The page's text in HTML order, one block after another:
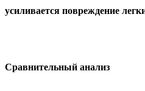
усиливается повреждение
Сравнительный анализ